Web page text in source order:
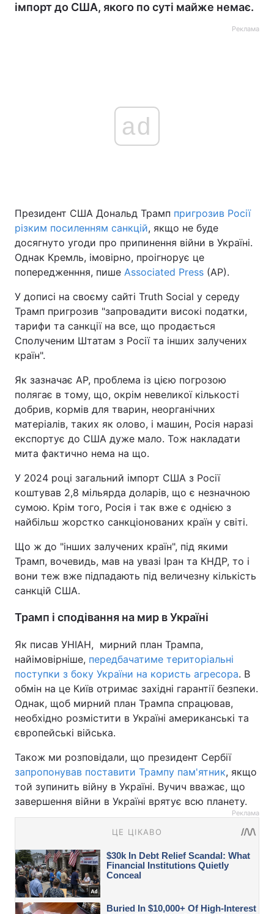
імпорт до США, якого по суті майже немає.
Реклама
ad
Президент США Дональд Трамп пригрозив Росії
різким посиленням санкцій, якщо не буде
досягнуто угоди про припинення війни в Україні.
Однак Кремль, імовірно, проігнорує це
попередженння, пише Associated Press (AP).
У дописі на своєму сайті Truth Social у середу
Трамп пригрозив "запровадити високі податки,
тарифи та санкції на все, що продається
Сполученим Штатам з Росії та інших залучених
країн".
Як зазначає AP, проблема із цією погрозою
полягає в тому, що, окрім невеликої кількості
добрив, кормів для тварин, неорганічних
матеріалів, таких як олово, і машин, Росія наразі
експортує до США дуже мало. Тож накладати
мита фактично нема на що.
У 2024 році загальний імпорт США з Росії
коштував 2,8 мільярда доларів, що є незначною
сумою. Крім того, Росія і так вже є однією з
найбільш жорстко санкціонованих країн у світі.
Що ж до "інших залучених країн", під якими
Трамп, вочевидь, мав на увазі Іран та КНДР, то і
вони теж вже підпадають під величезну кількість
санкцій США.
Трамп і сподівання на мир в Україні
Як писав УНІАН, мирний план Трампа,
найімовірніше, передбачатиме територіальні
поступки з боку України на користь агресора. В
обмін на це Київ отримає західні гарантії безпеки.
Однак, щоб мирний план Трампа спрацював,
необхідно розмістити в Україні американські та
європейські війська.
Також ми розповідали, що президент Сербії
запропонував поставити Трампу пам'ятник, якщо
той зупинить війну в Україні. Вучич вважає, що
завершення війни в Україні врятує всю планету.
Реклама